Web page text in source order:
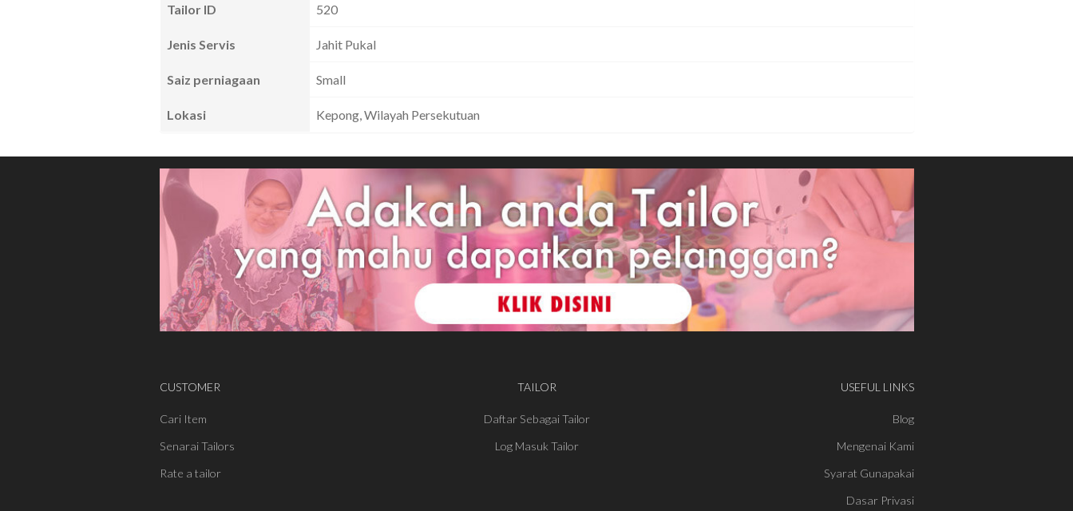
Tailor ID 520
Jenis Servis Jahit Pukal
Saiz perniagaan Small
Lokasi Kepong, Wilayah Persekutuan
CUSTOMER
Cari Item
Senarai Tailors
Rate a tailor
TAILOR
Daftar Sebagai Tailor
Log Masuk Tailor
USEFUL LINKS
Blog
Mengenai Kami
Syarat Gunapakai
Dasar Privasi